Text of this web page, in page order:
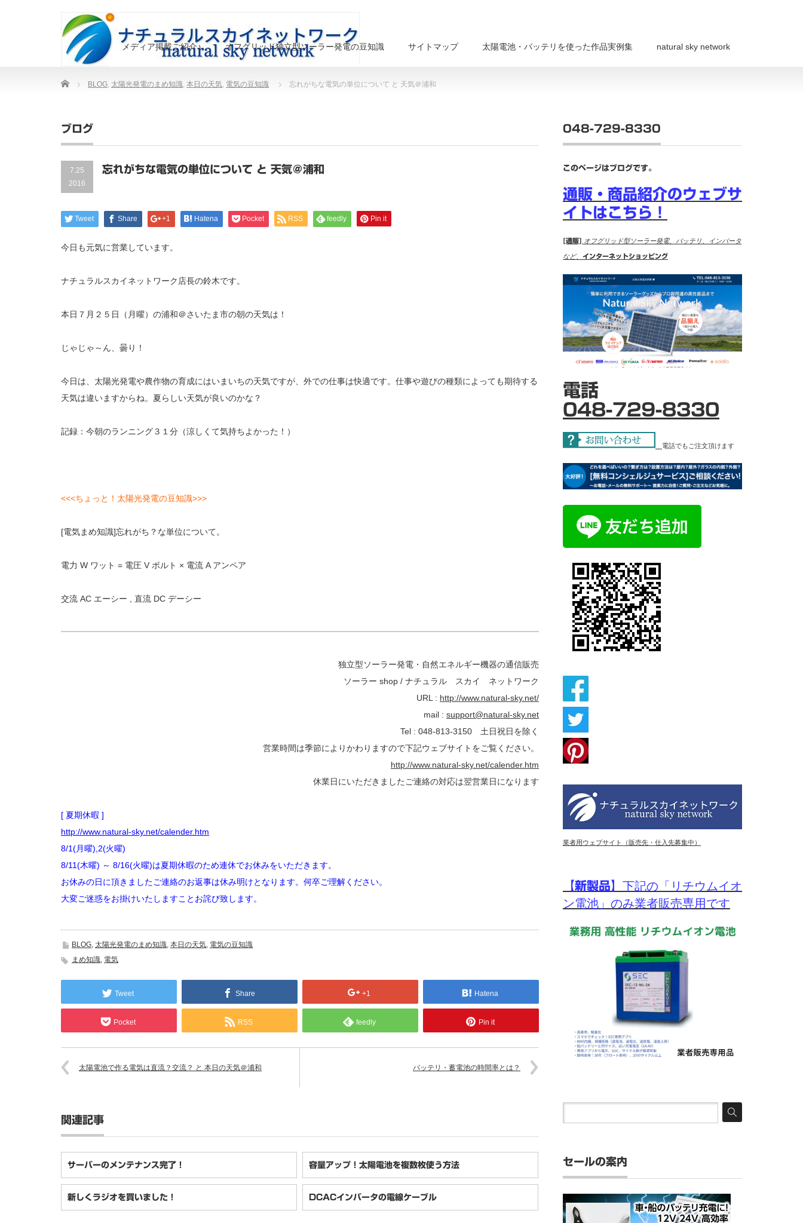
メディア掲載ご紹介♪ オフグリッド独立型ソーラー発電の豆知識 サイトマップ 太陽電池・バッテリを使った作品実例集 natural sky network
Home BLOG, 太陽光発電のまめ知識, 本日の天気, 電気の豆知識 忘れがちな電気の単位について と 天気＠浦和
ブログ
7.25
2016
忘れがちな電気の単位について と 天気＠浦和
Tweet Share +1 Hatena Pocket RSS feedly Pin it
今日も元気に営業しています。
ナチュラルスカイネットワーク店長の鈴木です。
本日７月２５日（月曜）の浦和＠さいたま市の朝の天気は！
じゃじゃ～ん、曇り！
今日は、太陽光発電や農作物の育成にはいまいちの天気ですが、外での仕事は快適です。仕事や遊びの種類によっても期待する
天気は違いますからね。夏らしい天気が良いのかな？
記録：今朝のランニング３１分（涼しくて気持ちよかった！）
<<<ちょっと！太陽光発電の豆知識>>>
[電気まめ知識]忘れがち？な単位について。
電力 W ワット = 電圧 V ボルト × 電流 A アンペア
交流 AC エーシー , 直流 DC デーシー
独立型ソーラー発電・自然エネルギー機器の通信販売
ソーラー shop / ナチュラル スカイ ネットワーク
URL : http://www.natural-sky.net/
mail : support@natural-sky.net
Tel : 048-813-3150 土日祝日を除く
営業時間は季節によりかわりますので下記ウェブサイトをご覧ください。
http://www.natural-sky.net/calender.htm
休業日にいただきましたご連絡の対応は翌営業日になります
[ 夏期休暇 ]
http://www.natural-sky.net/calender.htm
8/1(月曜),2(火曜)
8/11(木曜) ～ 8/16(火曜)は夏期休暇のため連休でお休みをいただきます。
お休みの日に頂きましたご連絡のお返事は休み明けとなります。何卒ご理解ください。
大変ご迷惑をお掛けいたしますことお詫び致します。
BLOG, 太陽光発電のまめ知識, 本日の天気, 電気の豆知識
まめ知識, 電気
Tweet Share +1 Hatena
Pocket RSS feedly Pin it
太陽電池で作る電気は直流？交流？ と 本日の天気＠浦和 バッテリ・蓄電池の時間率とは？
関連記事
サーバーのメンテナンス完了！ 容量アップ！太陽電池を複数枚使う方法
新しくラジオを買いました！ DCACインバータの電線ケーブル
048-729-8330
このページはブログです。
通販・商品紹介のウェブサ
イトはこちら！
[通販] オフグリッド型ソーラー発電、バッテリ、インバータ
など、 インターネットショッピング
電話
048-729-8330
電話でもご注文頂けます
業者用ウェブサイト（販売先・仕入先募集中）
【新製品】 下記の「リチウムイオ
ン電池」のみ業者販売専用です
セールの案内